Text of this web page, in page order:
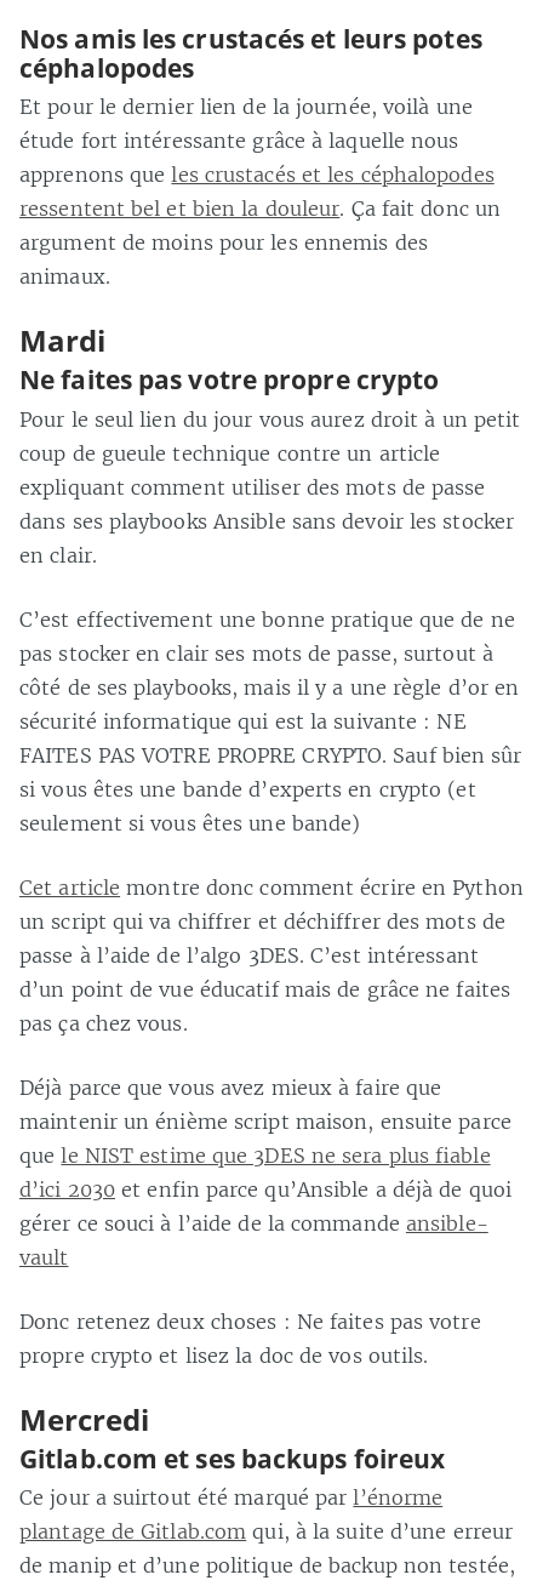
Nos amis les crustacés et leurs potes
céphalopodes
Et pour le dernier lien de la journée, voilà une
étude fort intéressante grâce à laquelle nous
apprenons queles crustacés et les céphalopodes
ressentent bel et bien la douleur. Ça fait donc un
argument de moins pour les ennemis des
animaux.
Mardi
Ne faites pas votre propre crypto
Pour le seul lien du jour vous aurez droit à un petit
coup de gueule technique contre un article
expliquant comment utiliser des mots de passe
dans ses playbooks Ansible sans devoir les stocker
en clair.
C’est effectivement une bonne pratique que de ne
pas stocker en clair ses mots de passe, surtout à
côté de ses playbooks, mais il y a une règle d’or en
sécurité informatique qui est la suivante : NE
FAITES PAS VOTRE PROPRE CRYPTO. Sauf bien sûr
si vous êtes une bande d’experts en crypto (et
seulement si vous êtes une bande)
Cet article montre donc comment écrire en Python
un script qui va chiffrer et déchiffrer des mots de
passe à l’aide de l’algo 3DES. C’est intéressant
d’un point de vue éducatif mais de grâce ne faites
pas ça chez vous.
Déjà parce que vous avez mieux à faire que
maintenir un énième script maison, ensuite parce
quele NIST estime que 3DES ne sera plus fiable
d’ici 2030 et enfin parce qu’Ansible a déjà de quoi
gérer ce souci à l’aide de la commande ansible-
vault
Donc retenez deux choses : Ne faites pas votre
propre crypto et lisez la doc de vos outils.
Mercredi
Gitlab.com et ses backups foireux
Ce jour a suirtout été marqué parl’énorme
plantage de Gitlab.com qui, à la suite d’une erreur
de manip et d’une politique de backup non testée,